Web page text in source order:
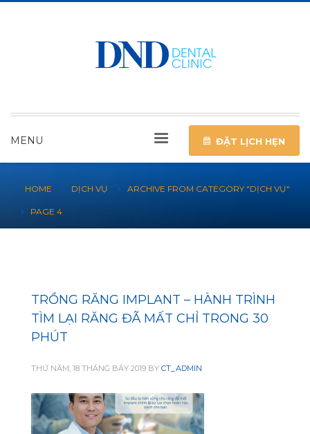
MENU ĐẶT LỊCH HẸN
HOME DỊCH VỤ ARCHIVE FROM CATEGORY "DỊCH VỤ"
PAGE 4
TRỒNG RĂNG IMPLANT – HÀNH TRÌNH
TÌM LẠI RĂNG ĐÃ MẤT CHỈ TRONG 30
PHÚT
THỨ NĂM, 18 THÁNG BẢY 2019 BY CT_ADMIN